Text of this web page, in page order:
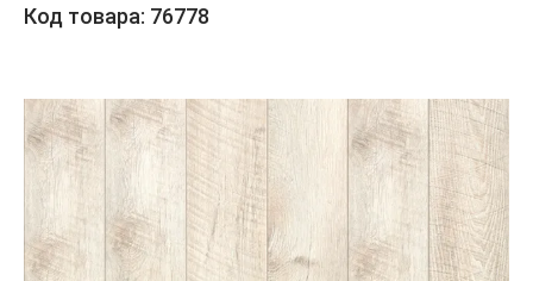
Код товара: 76778